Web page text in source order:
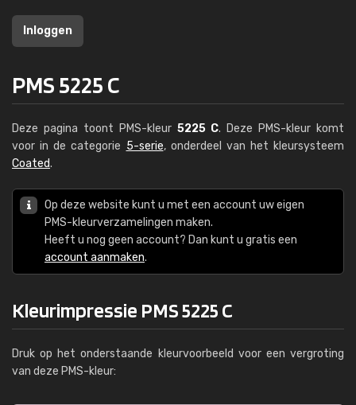
Inloggen
PMS 5225 C
Deze pagina toont PMS-kleur 5225 C. Deze PMS-kleur komt
voor in de categorie 5-serie, onderdeel van het kleursysteem
Coated.
Op deze website kunt u met een account uw eigen
PMS-kleurverzamelingen maken.
Heeft u nog geen account? Dan kunt u gratis een
account aanmaken.
Kleurimpressie PMS 5225 C
Druk op het onderstaande kleurvoorbeeld voor een vergroting
van deze PMS-kleur: